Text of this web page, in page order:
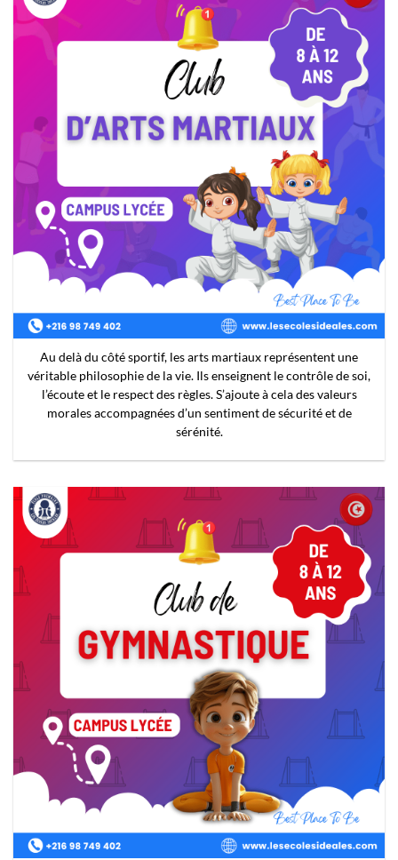
ACCUEIL MATERNELLE & PRÉSCOLAIRE
PRIMAIRE
SECONDAIRE
ADMISSION
FOURNITURES SCOLAIRES
VIE SCOLAIRE
PRÉINSCRIPTION CODE CLUB
CODE BATTLE
CONTACT
Copyright© Les écoles Idéales